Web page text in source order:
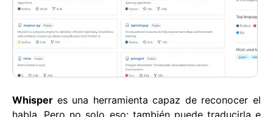
Whisper es una herramienta capaz de reconocer el
habla. Pero no solo eso: también puede traducirla e